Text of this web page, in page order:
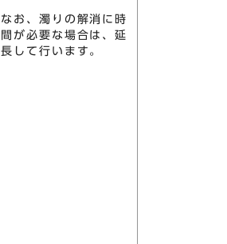
なお、濁りの解消に時
間が必要な場合は、延
長して行います。